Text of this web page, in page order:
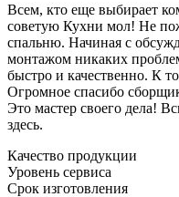
Всем, кто еще выбирает
советую Кухни мол! Не
спальню. Начиная с
монтажом никаких
быстро и качественно. К
Огромное спасибо
Это мастер своего дела!
здесь.
Качество продукции
Уровень сервиса
Срок изготовления